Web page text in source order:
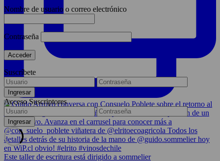
Este taller de escritura está dirigido a sommelier
Nombre de usuario o correo electrónico
Contraseña
Suscríbete
Acceso Suscriptores